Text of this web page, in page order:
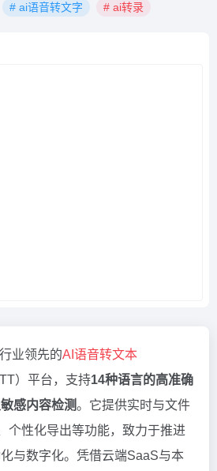
# ai语音转文字 # ai转录
业领先的AI语音转文本
）平台，支持14种语言的高准确
感内容检测。它提供实时与文件
个性化导出等功能，致力于推进
与数字化。凭借云端SaaS与本